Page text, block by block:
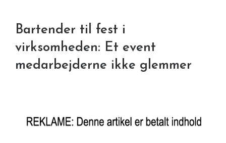
Bartender til fest i
virksomheden: Et event
medarbejderne ikke glemmer